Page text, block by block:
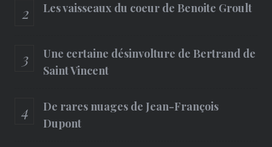
Les vaisseaux du coeur de Benoite Groult
Une certaine désinvolture de Bertrand de
Saint Vincent
De rares nuages de Jean-François
Dupont